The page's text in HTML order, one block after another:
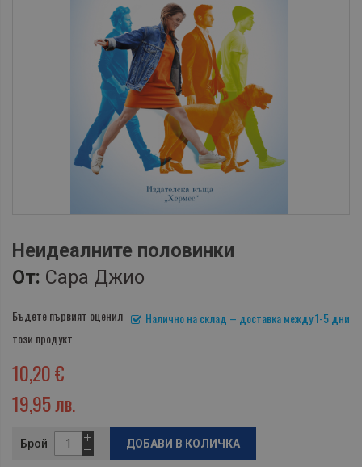
Неидеалните половинки
От: Сара Джио
Налично на склад – доставка между 1-5 дни
Бъдете първият оценил
този продукт
10,20 €
19,95 лв.
Брой ДОБАВИ В КОЛИЧКА